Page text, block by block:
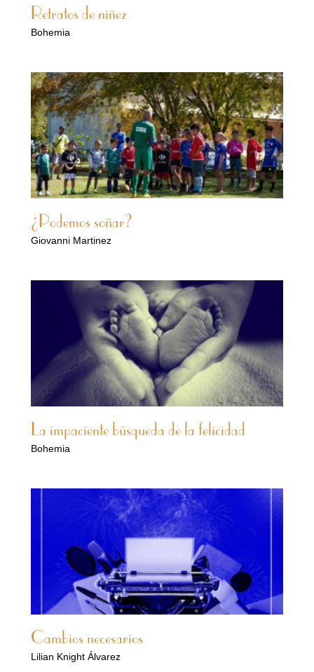
Retratos de niñez
Bohemia
¿Podemos soñar?
Giovanni Martinez
La impaciente búsqueda de la felicidad
Bohemia
Cambios necesarios
Lilian Knight Álvarez